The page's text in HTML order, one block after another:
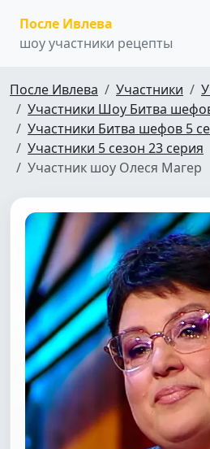
После Ивлева
шоу участники рецепты
После Ивлева Участники
Участники Шоу Битва
Участники Битва шефов 5
Участники 5 сезон 23 серия
Участник шоу Олеся Магер